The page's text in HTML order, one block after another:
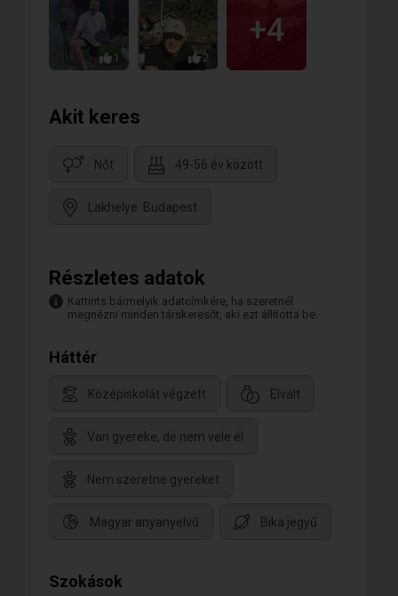
1 2
+4
Akit keres
Nőt 49-56 év között
Lakhelye: Budapest
Részletes adatok
Kattints bármelyik adatcímkére, ha szeretnél
megnézni minden társkeresőt, aki ezt állította be.
Háttér
Középiskolát végzett Elvált
Van gyereke, de nem vele él
Nem szeretne gyereket
Magyar anyanyelvű Bika jegyű
Szokások